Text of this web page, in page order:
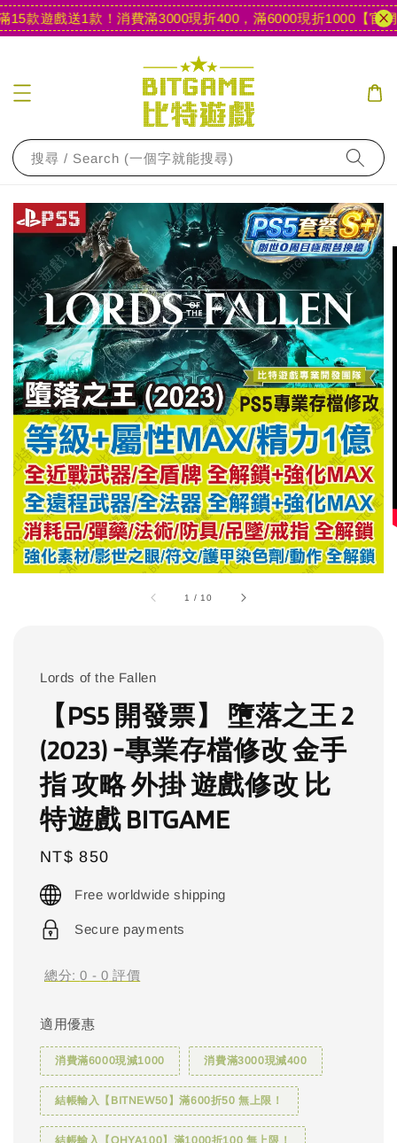
款遊戲送1款！消費滿3000現折400，滿6000現折1000【官網
搜尋 / Search (一個字就能搜尋)
1 / 10
Lords of the Fallen
【PS5 開發票】 墮落之王 2
(2023) -專業存檔修改 金手
指 攻略 外掛 遊戲修改 比
特遊戲 BITGAME
Regular
price
NT$ 850
Free worldwide shipping
Secure payments
總分:0 - 0 評價
適用優惠
消費滿6000現減1000 消費滿3000現減400
結帳輸入【BITNEW50】滿600折50 無上限！
結帳輸入【OHYA100】滿1000折100 無上限！